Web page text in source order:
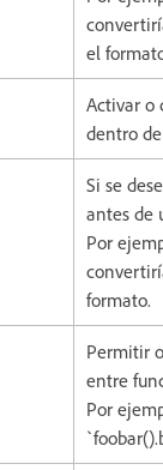
el
Activar o
dentro
Si se
antes de
Por
formato.
Permitir
entre
Por